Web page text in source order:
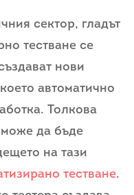
сектор, гладът
тестване се
нови
автоматично
Толкова
да бъде
на тази
тестване.